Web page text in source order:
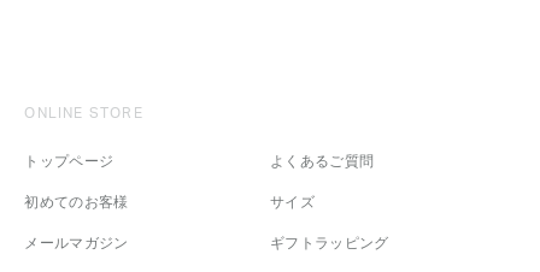
ONLINE STORE
トップページ
初めてのお客様
メールマガジン
よくあるご質問
サイズ
ギフトラッピング